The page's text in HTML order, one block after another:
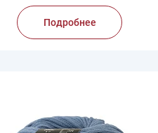
Подробнее